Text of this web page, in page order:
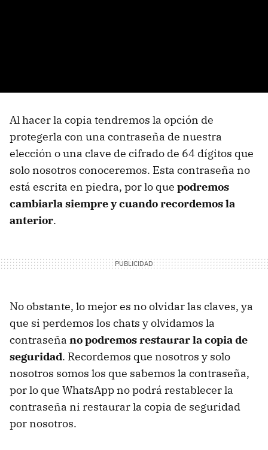
Al hacer la copia tendremos la opción de
protegerla con una contraseña de nuestra
elección o una clave de cifrado de 64 dígitos que
solo nosotros conoceremos. Esta contraseña no
está escrita en piedra, por lo que podremos
cambiarla siempre y cuando recordemos la
anterior.
No obstante, lo mejor es no olvidar las claves, ya
que si perdemos los chats y olvidamos la
contraseña no podremos restaurar la copia de
seguridad. Recordemos que nosotros y solo
nosotros somos los que sabemos la contraseña,
por lo que WhatsApp no podrá restablecer la
contraseña ni restaurar la copia de seguridad
por nosotros.